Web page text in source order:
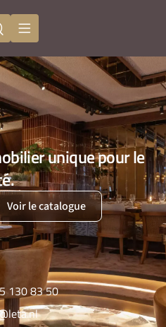
unique pour le
Voir le catalogue
130 83 50